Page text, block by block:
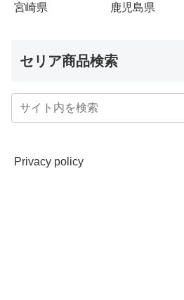
宮崎県 鹿児島県
セリア商品検索
Privacy policy